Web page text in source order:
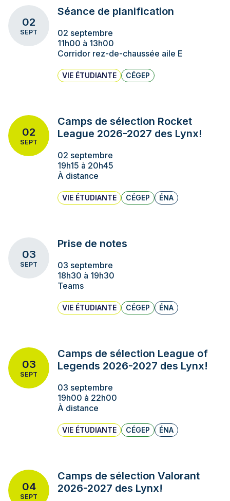
02
SEPT
Séance de planification
02 septembre
11h00 à 13h00
Corridor rez-de-chaussée aile E
VIE ÉTUDIANTE CÉGEP
02
SEPT
Camps de sélection Rocket
League 2026-2027 des Lynx!
02 septembre
19h15 à 20h45
À distance
VIE ÉTUDIANTE CÉGEP ÉNA
03
SEPT
Prise de notes
03 septembre
18h30 à 19h30
Teams
VIE ÉTUDIANTE CÉGEP ÉNA
03
SEPT
Camps de sélection League of
Legends 2026-2027 des Lynx!
03 septembre
19h00 à 22h00
À distance
VIE ÉTUDIANTE CÉGEP ÉNA
04
SEPT
Camps de sélection Valorant
2026-2027 des Lynx!